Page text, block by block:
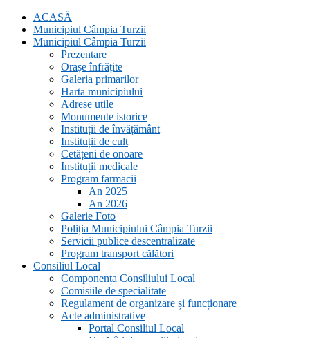
ACASĂ
Municipiul Câmpia Turzii
Municipiul Câmpia Turzii
Prezentare
Orașe înfrățite
Galeria primarilor
Harta municipiului
Adrese utile
Monumente istorice
Instituții de învățământ
Instituții de cult
Cetățeni de onoare
Instituții medicale
Program farmacii
An 2025
An 2026
Galerie Foto
Poliția Municipiului Câmpia Turzii
Servicii publice descentralizate
Program transport călători
Consiliul Local
Componența Consiliului Local
Comisiile de specialitate
Regulament de organizare și funcționare
Acte administrative
Portal Consiliul Local